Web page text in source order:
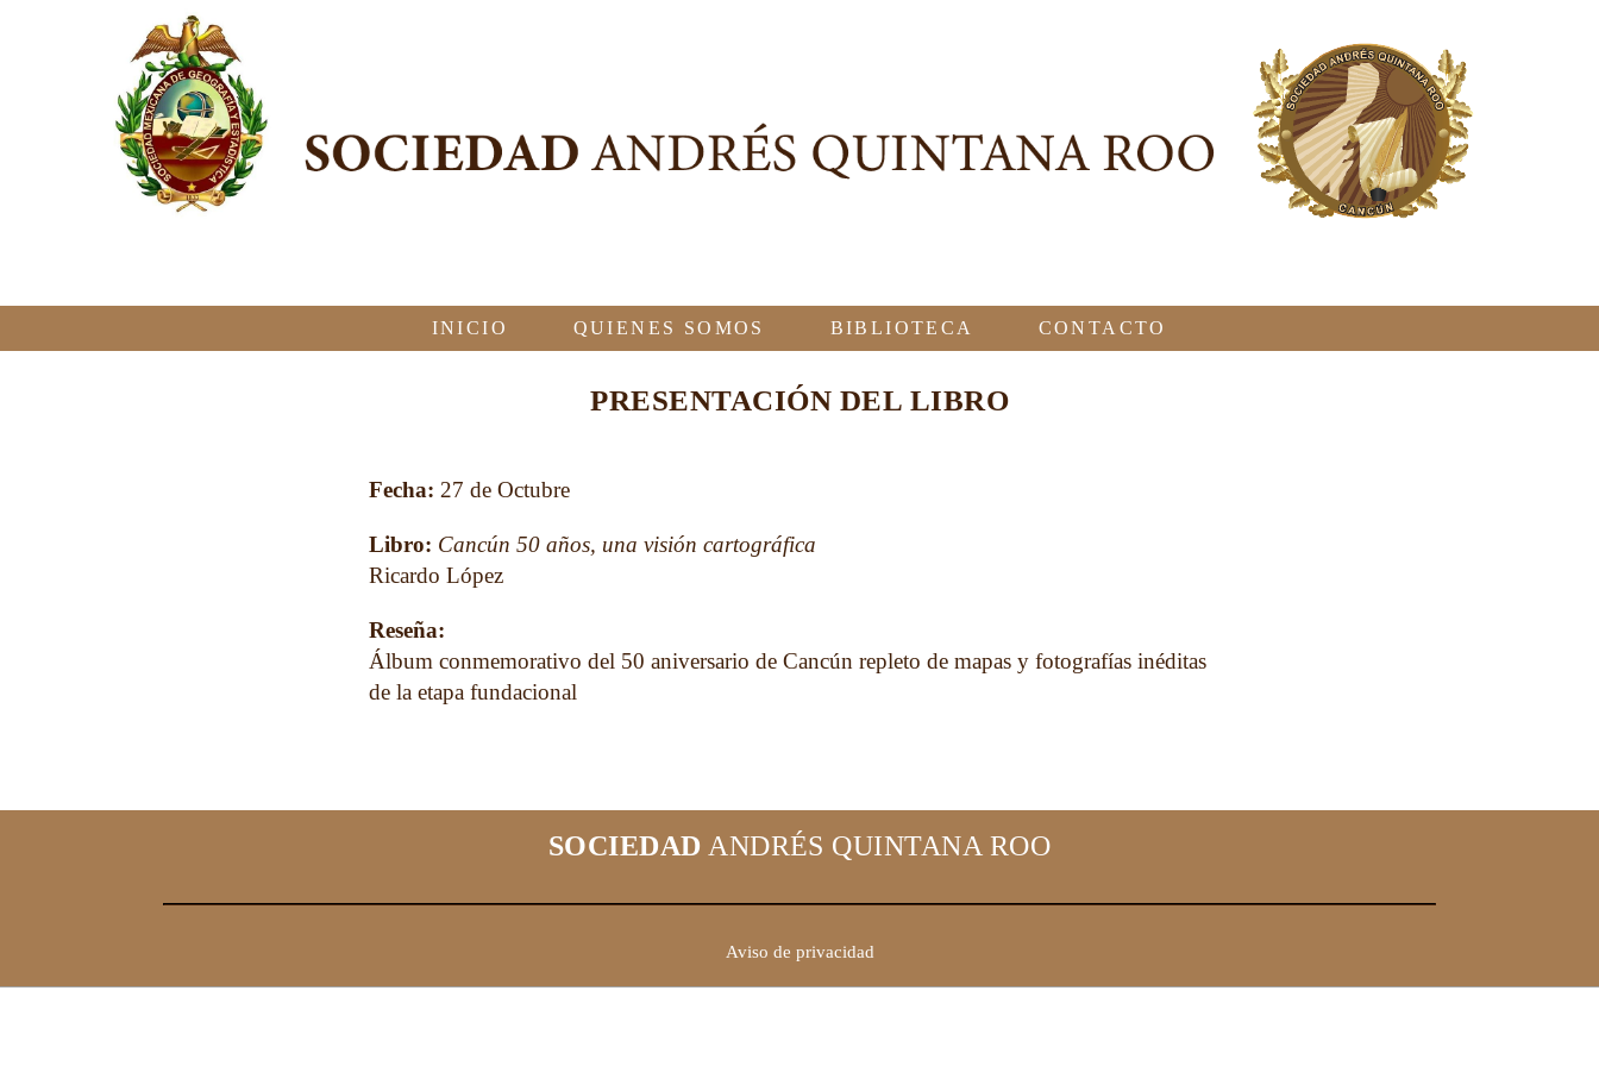
INICIO QUIENES SOMOS BIBLIOTECA CONTACTO
PRESENTACIÓN DEL LIBRO
Fecha: 27 de Octubre
Libro: Cancún 50 años, una visión cartográfica
Ricardo López
Reseña:
Álbum conmemorativo del 50 aniversario de Cancún repleto de mapas y fotografías inéditas
de la etapa fundacional
SOCIEDAD ANDRÉS QUINTANA ROO
Aviso de privacidad